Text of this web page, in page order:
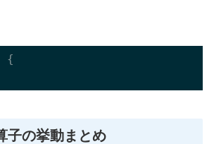
{
子の挙動まとめ